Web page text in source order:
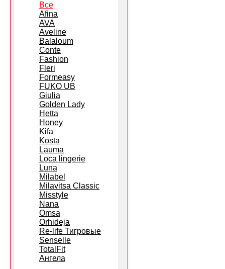
Все
Afina
AVA
Aveline
Balaloum
Conte
Fashion
Fleri
Formeasy
FUKO UB
Giulia
Golden Lady
Hetta
Honey
Kifa
Kosta
Lauma
Loca lingerie
Luna
Milabel
Milavitsa Classic
Misstyle
Nana
Omsa
Orhideja
Re-life Тигровые
Senselle
TotalFit
Ангела